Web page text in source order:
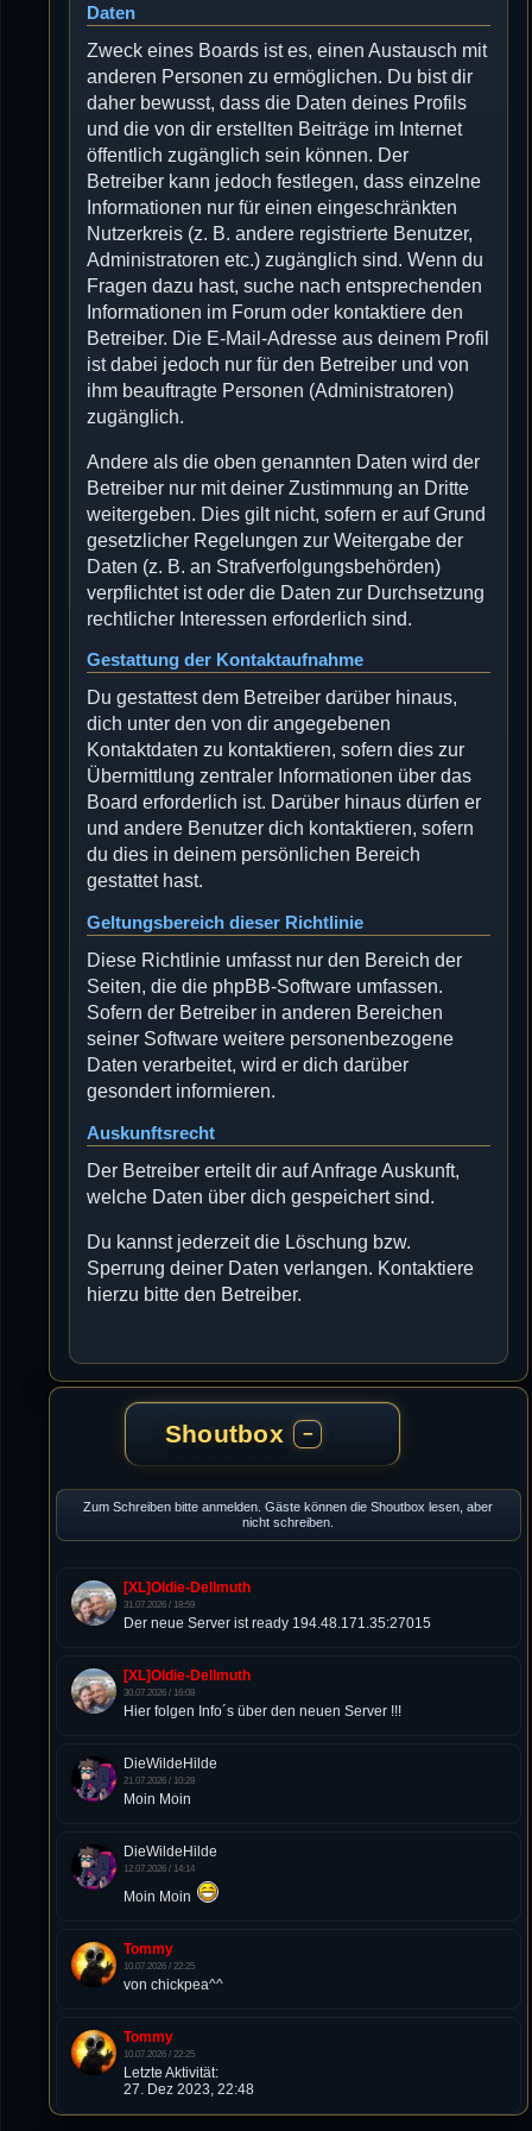
Daten
Zweck eines Boards ist es, einen Austausch mit
anderen Personen zu ermöglichen. Du bist dir
daher bewusst, dass die Daten deines Profils
und die von dir erstellten Beiträge im Internet
öffentlich zugänglich sein können. Der
Betreiber kann jedoch festlegen, dass einzelne
Informationen nur für einen eingeschränkten
Nutzerkreis (z. B. andere registrierte Benutzer,
Administratoren etc.) zugänglich sind. Wenn du
Fragen dazu hast, suche nach entsprechenden
Informationen im Forum oder kontaktiere den
Betreiber. Die E-Mail-Adresse aus deinem Profil
ist dabei jedoch nur für den Betreiber und von
ihm beauftragte Personen (Administratoren)
zugänglich.
Andere als die oben genannten Daten wird der
Betreiber nur mit deiner Zustimmung an Dritte
weitergeben. Dies gilt nicht, sofern er auf Grund
gesetzlicher Regelungen zur Weitergabe der
Daten (z. B. an Strafverfolgungsbehörden)
verpflichtet ist oder die Daten zur Durchsetzung
rechtlicher Interessen erforderlich sind.
Gestattung der Kontaktaufnahme
Du gestattest dem Betreiber darüber hinaus,
dich unter den von dir angegebenen
Kontaktdaten zu kontaktieren, sofern dies zur
Übermittlung zentraler Informationen über das
Board erforderlich ist. Darüber hinaus dürfen er
und andere Benutzer dich kontaktieren, sofern
du dies in deinem persönlichen Bereich
gestattet hast.
Geltungsbereich dieser Richtlinie
Diese Richtlinie umfasst nur den Bereich der
Seiten, die die phpBB-Software umfassen.
Sofern der Betreiber in anderen Bereichen
seiner Software weitere personenbezogene
Daten verarbeitet, wird er dich darüber
gesondert informieren.
Auskunftsrecht
Der Betreiber erteilt dir auf Anfrage Auskunft,
welche Daten über dich gespeichert sind.
Du kannst jederzeit die Löschung bzw.
Sperrung deiner Daten verlangen. Kontaktiere
hierzu bitte den Betreiber.
Shoutbox −
Zum Schreiben bitte anmelden. Gäste können die Shoutbox lesen, aber
nicht schreiben.
[XL]Oldie-Dellmuth
31.07.2026 / 18:59
Der neue Server ist ready 194.48.171.35:27015
[XL]Oldie-Dellmuth
30.07.2026 / 16:08
Hier folgen Info´s über den neuen Server !!!
DieWildeHilde
21.07.2026 / 10:28
Moin Moin
DieWildeHilde
12.07.2026 / 14:14
Moin Moin
Tommy
10.07.2026 / 22:25
von chickpea^^
Tommy
10.07.2026 / 22:25
Letzte Aktivität:
27. Dez 2023, 22:48